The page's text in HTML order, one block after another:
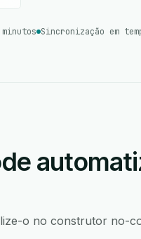
Sincronização em
o no construtor no-